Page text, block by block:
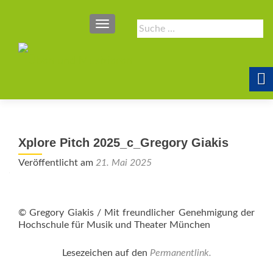
Suche
nach:
SCHALTE NAVIGATION
Xplore Pitch 2025_c_Gregory Giakis
Veröffentlicht am 21. Mai 2025
© Gregory Giakis / Mit freundlicher Genehmigung der
Hochschule für Musik und Theater München
Lesezeichen auf den Permanentlink.